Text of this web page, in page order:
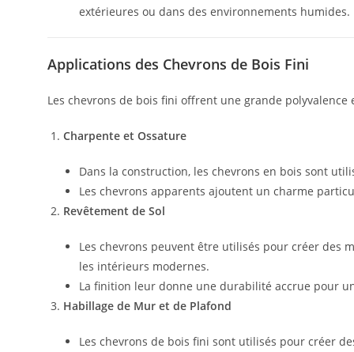
extérieures ou dans des environnements humides.
Applications des Chevrons de Bois Fini
Les chevrons de bois fini offrent une grande
Charpente et Ossature
Dans la construction, les chevrons en bois sont
Les chevrons apparents ajoutent un charme
Revêtement de Sol
Les chevrons peuvent être utilisés pour créer des
les intérieurs modernes.
La finition leur donne une durabilité accrue pour
Habillage de Mur et de Plafond
Les chevrons de bois fini sont utilisés pour créer